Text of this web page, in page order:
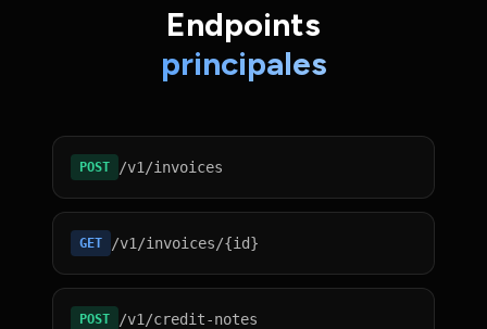
Endpoints
principales
POST /v1/invoices
GET /v1/invoices/{id}
POST /v1/credit-notes